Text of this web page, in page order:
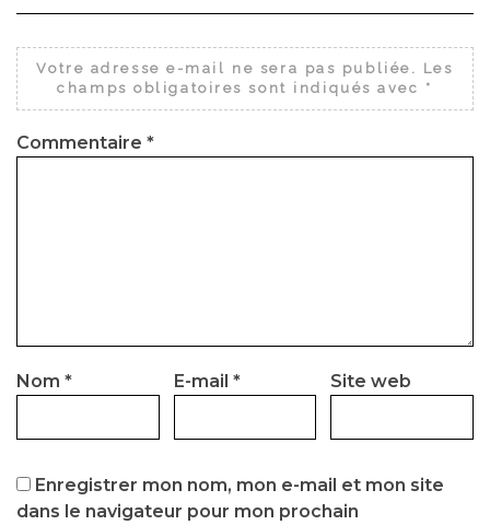
Votre adresse e-mail ne sera pas publiée.
Les
champs obligatoires sont indiqués avec *
Commentaire *
Nom * E-mail * Site web
Enregistrer mon nom, mon e-mail et mon site
dans le navigateur pour mon prochain